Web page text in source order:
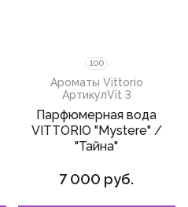
100
Ароматы Vittorio
АртикулVit 3
Парфюмерная вода
VITTORIO "Mystere" /
"Тайна"
7 000 руб.